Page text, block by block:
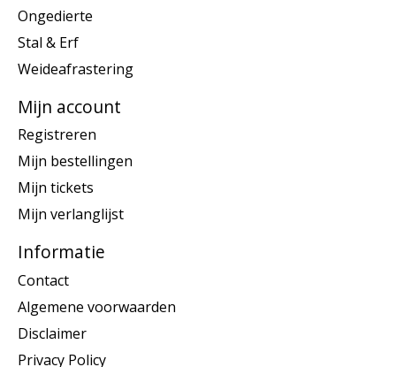
Ongedierte
Stal & Erf
Weideafrastering
Mijn account
Registreren
Mijn bestellingen
Mijn tickets
Mijn verlanglijst
Informatie
Contact
Algemene voorwaarden
Disclaimer
Privacy Policy